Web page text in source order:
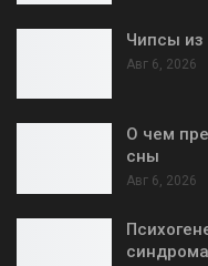
Чипсы из
Авг 6, 2026
О чем
сны
Авг 6, 2026